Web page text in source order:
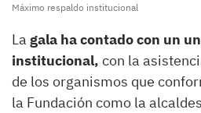
Máximo respaldo institucional
La gala ha contado con un
institucional, con la
de los organismos que
la Fundación como la